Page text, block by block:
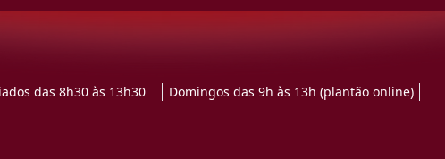
das 8h30 às 13h30 Domingos das 9h às 13h (plantão online)